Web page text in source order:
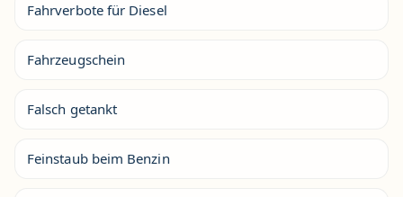
Fahrverbote für Diesel
Fahrzeugschein
Falsch getankt
Feinstaub beim Benzin